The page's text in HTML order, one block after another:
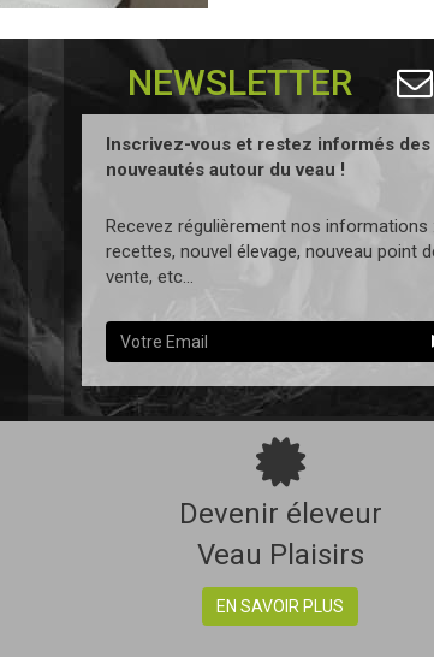
NEWSLETTER
Inscrivez-vous et restez informés des
nouveautés autour du veau !
Recevez régulièrement nos informations :
recettes, nouvel élevage, nouveau point
vente, etc...
Devenir éleveur
Veau Plaisirs
EN SAVOIR PLUS